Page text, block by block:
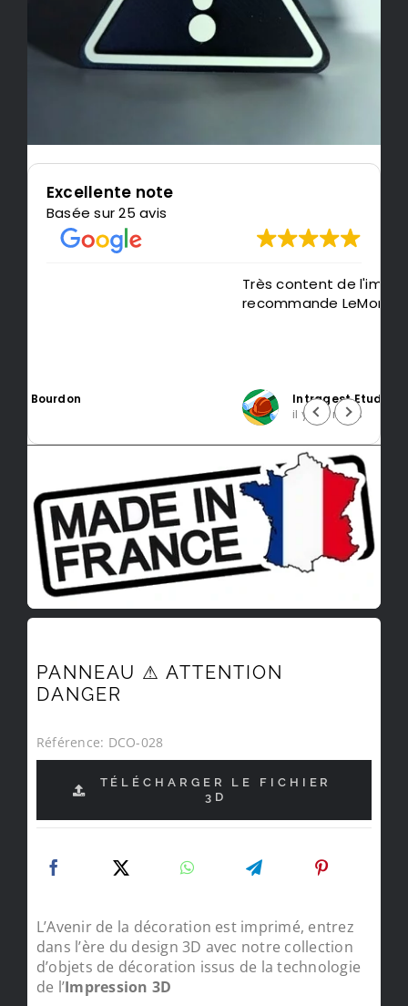
Excellente note
Basée sur 25 avis
Très content de l'impression, je
recommande LeMondedu3D
PANNEAU ⚠ ATTENTION
DANGER
Référence: DCO-028
TÉLÉCHARGER LE FICHIER
3D
L’Avenir de la décoration est imprimé, entrez
dans l’ère du design 3D avec notre collection
d’objets de décoration issus de la technologie
de l’Impression 3D